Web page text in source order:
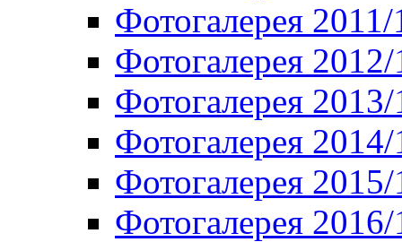
Фотогалерея 2011/
Фотогалерея
Фотогалерея
Фотогалерея
Фотогалерея
Фотогалерея